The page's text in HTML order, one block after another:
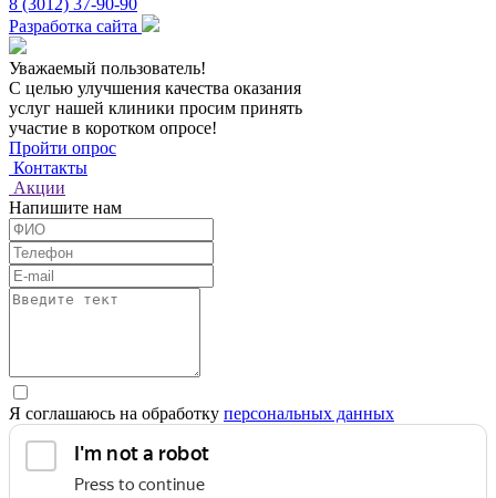
Разработка сайта
Уважаемый пользователь!
С целью улучшения качества оказания
услуг нашей клиники просим принять
участие в коротком опросе!
Пройти опрос
Контакты
Акции
Напишите нам
Я соглашаюсь на обработку персональных данных